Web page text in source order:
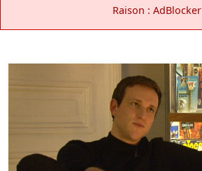
Raison : AdBlocker